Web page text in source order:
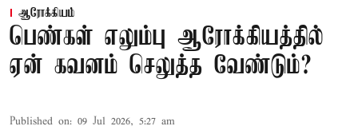
ஆரோக்கியம்
பெண்கள் எலும்பு ஆரோக்கியத்தில்
ஏன் கவனம் செலுத்த வேண்டும்?
Published on: 09 Jul 2026, 5:27 am